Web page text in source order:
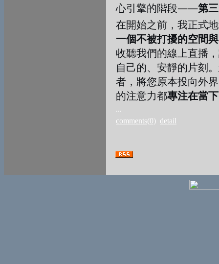
心引擎的階段——第
在開始之前，我正式地
一個不被打擾的空間
收聽我們的線上直播
自己的、安靜的片刻
者，將您原本投向外
的注意力都專注在當下
...
comments(0) detail